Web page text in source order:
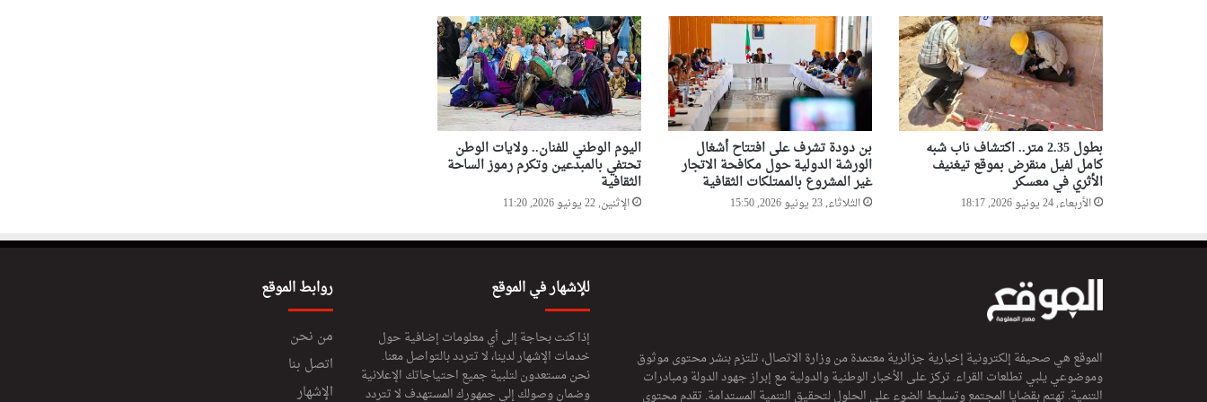
بطول 2.35 متر.. اكتشاف ناب شبه
كامل لفيل منقرض بموقع تيغنيف
الأثري في معسكر
الأربعاء, 24 يونيو 2026, 18:17
بن دودة تشرف على افتتاح أشغال
الورشة الدولية حول مكافحة الاتجار
غير المشروع بالممتلكات الثقافية
الثلاثاء, 23 يونيو 2026, 15:50
اليوم الوطني للفنان.. ولايات الوطن
تحتفي بالمبدعين وتكرم رموز الساحة
الثقافية
الإثنين, 22 يونيو 2026, 11:20
الموقع هي صحيفة إلكترونية إخبارية جزائرية معتمدة من وزارة الاتصال، تلتزم بنشر محتوى موثوق
وموضوعي يلبي تطلعات القراء. تركز على الأخبار الوطنية والدولية مع إبراز جهود الدولة ومبادرات
التنمية. تهتم بقضايا المجتمع وتسليط الضوء على الحلول لتحقيق التنمية المستدامة. تقدم محتوى
للإشهار في الموقع
إذا كنت بحاجة إلى أي معلومات إضافية حول
خدمات الإشهار لدينا، لا تتردد بالتواصل معنا.
نحن مستعدون لتلبية جميع احتياجاتك الإعلانية
وضمان وصولك إلى جمهورك المستهدف لا تتردد
روابط الموقع
من نحن
اتصل بنا
الإشهار